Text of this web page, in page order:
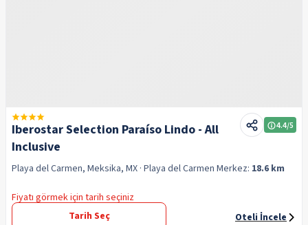
Iberostar Selection Paraíso Lindo - All
Inclusive
4.4/5
Playa del Carmen, Meksika, MX · Playa del Carmen Merkez: 18.6 km
Fiyatı görmek için tarih seçiniz
Tarih Seç
Oteli İncele